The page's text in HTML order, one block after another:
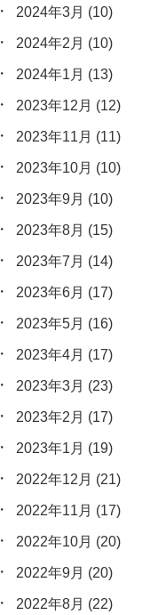
2024年3月 (10)
2024年2月 (10)
2024年1月 (13)
2023年12月 (12)
2023年11月 (11)
2023年10月 (10)
2023年9月 (10)
2023年8月 (15)
2023年7月 (14)
2023年6月 (17)
2023年5月 (16)
2023年4月 (17)
2023年3月 (23)
2023年2月 (17)
2023年1月 (19)
2022年12月 (21)
2022年11月 (17)
2022年10月 (20)
2022年9月 (20)
2022年8月 (22)